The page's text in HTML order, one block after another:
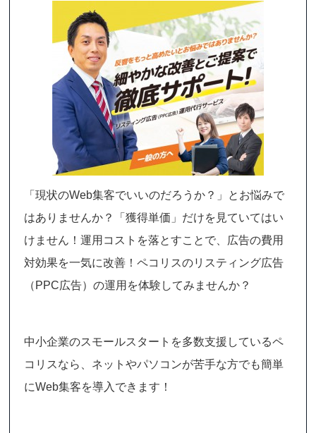
「現状のWeb集客でいいのだろうか？」とお悩みで
はありませんか？「獲得単価」だけを見ていてはい
けません！運用コストを落とすことで、広告の費用
対効果を一気に改善！ペコリスのリスティング広告
（PPC広告）の運用を体験してみませんか？
中小企業のスモールスタートを多数支援しているペ
コリスなら、ネットやパソコンが苦手な方でも簡単
にWeb集客を導入できます！